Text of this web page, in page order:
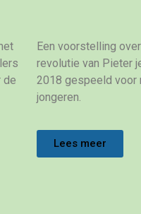
de
Een voorstelling
revolutie van Pieter
2018 gespeeld voor
jongeren.
Lees meer